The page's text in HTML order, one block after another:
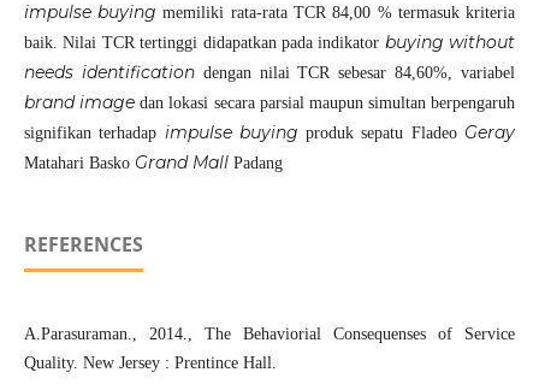
impulse buying memiliki rata-rata TCR 84,00 % termasuk kriteria
baik. Nilai TCR tertinggi didapatkan pada indikator buying without
needs identificationdengan nilai TCR sebesar 84,60%, variabel
brand image dan lokasi secara parsial maupun simultan berpengaruh
signifikan terhadap impulse buying produk sepatu Fladeo Geray
Matahari Basko Grand MallPadang
REFERENCES
A.Parasuraman., 2014., The Behaviorial Consequenses of Service
Quality. New Jersey : Prentince Hall.